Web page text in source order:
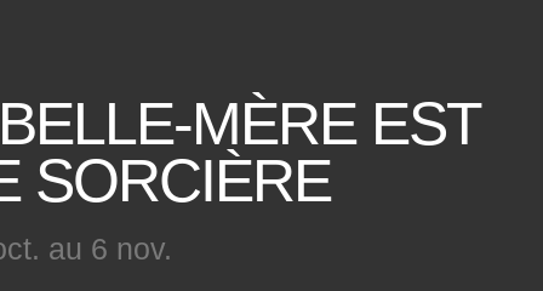
MÈRE EST
SORCIÈRE
au 6 nov.